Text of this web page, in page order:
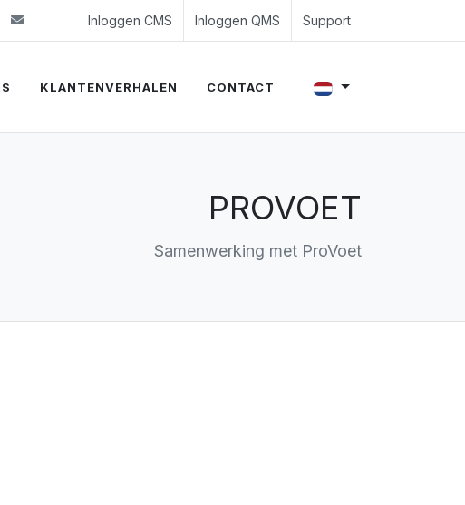
+31 (0)24 350 54 00
sales@evalue8.nl
Inloggen CMS Inloggen QMS Support
KLANTENVERHALEN CONTACT
PROVOET
Samenwerking met ProVoet